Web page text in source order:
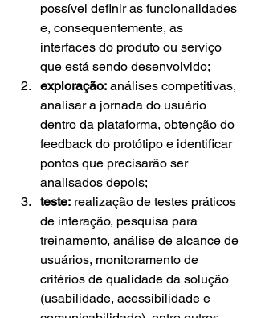
possível definir as funcionalidades
e, consequentemente, as
interfaces do produto ou serviço
que está sendo desenvolvido;
exploração: análises competitivas,
analisar a jornada do usuário
dentro da plataforma, obtenção do
feedback do protótipo e identificar
pontos que precisarão ser
analisados depois;
teste: realização de testes práticos
de interação, pesquisa para
treinamento, análise de alcance de
usuários, monitoramento de
critérios de qualidade da solução
(usabilidade, acessibilidade e